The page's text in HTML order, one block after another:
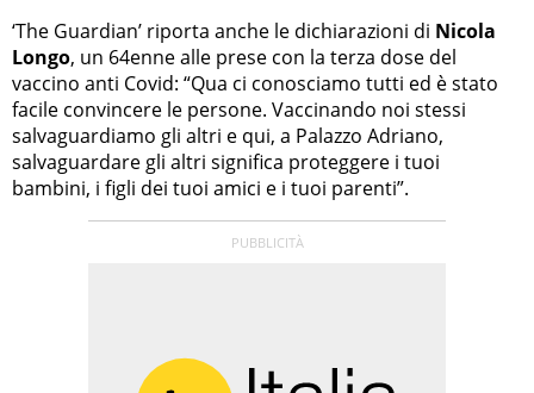
‘The Guardian’ riporta anche le dichiarazioni di Nicola
Longo, un 64enne alle prese con la terza dose del
vaccino anti Covid: “Qua ci conosciamo tutti ed è stato
facile convincere le persone. Vaccinando noi stessi
salvaguardiamo gli altri e qui, a Palazzo Adriano,
salvaguardare gli altri significa proteggere i tuoi
bambini, i figli dei tuoi amici e i tuoi parenti”.